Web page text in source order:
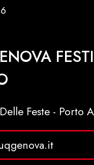
Feste - Porto